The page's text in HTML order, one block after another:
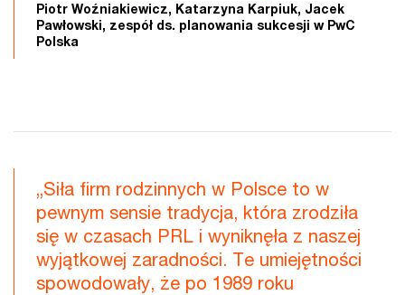
Piotr Woźniakiewicz, Katarzyna Karpiuk, Jacek
Pawłowski, zespół ds. planowania sukcesji w PwC
Polska
„Siła firm rodzinnych w Polsce to w
pewnym sensie tradycja, która zrodziła
się w czasach PRL i wyniknęła z naszej
wyjątkowej zaradności. Te umiejętności
spowodowały, że po 1989 roku